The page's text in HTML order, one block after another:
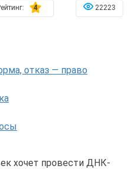
4 22223
отказ — право
хочет провести ДНК-